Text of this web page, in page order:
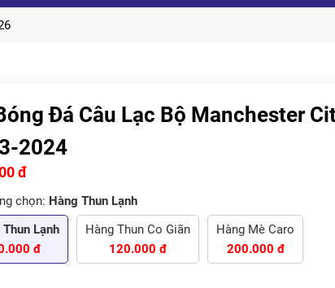
TIẾP TỤC MUA HÀNG
Đá Câu Lạc Bộ Manchester
2024
đ
chọn: Hàng Thun Lạnh
Thun Lạnh
đ
Hàng Thun Co Giãn
120.000 đ
Hàng Mè Caro
200.000 đ